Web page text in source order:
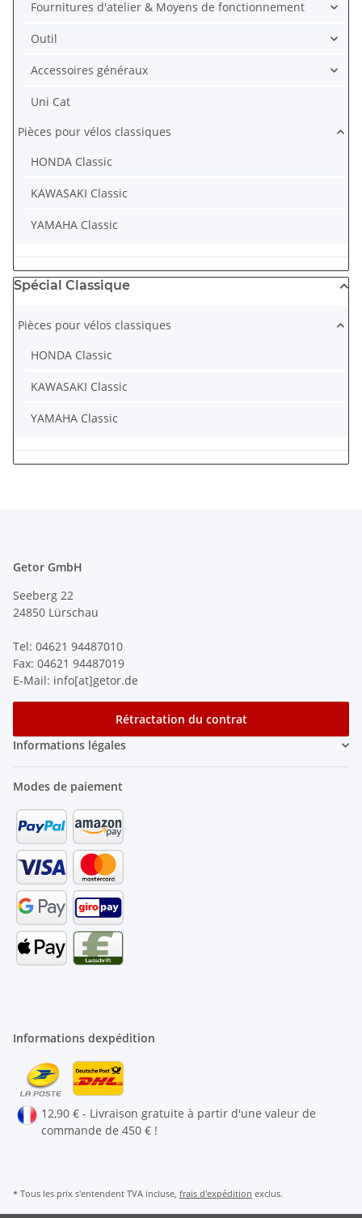
Fournitures d'atelier & Moyens de fonctionnement
Outil
Accessoires généraux
Uni Cat
Pièces pour vélos classiques
HONDA Classic
KAWASAKI Classic
YAMAHA Classic
Spécial Classique
Pièces pour vélos classiques
HONDA Classic
KAWASAKI Classic
YAMAHA Classic
Getor GmbH
Seeberg 22
24850 Lürschau
Tel: 04621 94487010
Fax: 04621 94487019
E-Mail: info[at]getor.de
Rétractation du contrat
Informations légales
Modes de paiement
Informations dexpédition
12,90 € - Livraison gratuite à partir d'une valeur de
commande de 450 € !
* Tous les prix s'entendent TVA incluse, frais d'expédition exclus.